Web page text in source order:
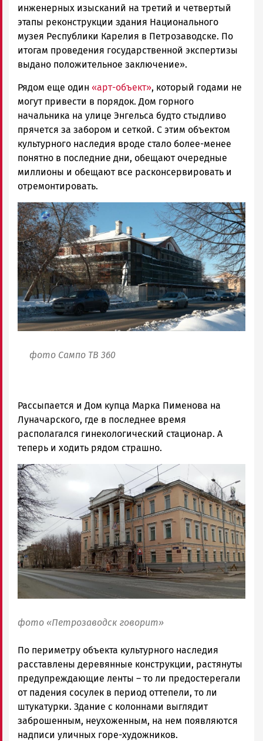
инженерных изысканий на третий и четвертый
этапы реконструкции здания Национального
музея Республики Карелия в Петрозаводске. По
итогам проведения государственной экспертизы
выдано положительное заключение».
Рядом еще один «арт-объект», который годами не
могут привести в порядок. Дом горного
начальника на улице Энгельса будто стыдливо
прячется за забором и сеткой. С этим объектом
культурного наследия вроде стало более-менее
понятно в последние дни, обещают очередные
миллионы и обещают все расконсервировать и
отремонтировать.
фото Сампо ТВ 360
Рассыпается и Дом купца Марка Пименова на
Луначарского, где в последнее время
располагался гинекологический стационар. А
теперь и ходить рядом страшно.
фото «Петрозаводск говорит»
По периметру объекта культурного наследия
расставлены деревянные конструкции, растянуты
предупреждающие ленты – то ли предостерегали
от падения сосулек в период оттепели, то ли
штукатурки. Здание с колоннами выглядит
заброшенным, неухоженным, на нем появляются
надписи уличных горе-художников.